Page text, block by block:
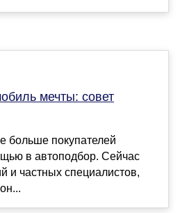
мечты: совет
больше покупателей
в автоподбор. Сейчас
и частных специалистов,